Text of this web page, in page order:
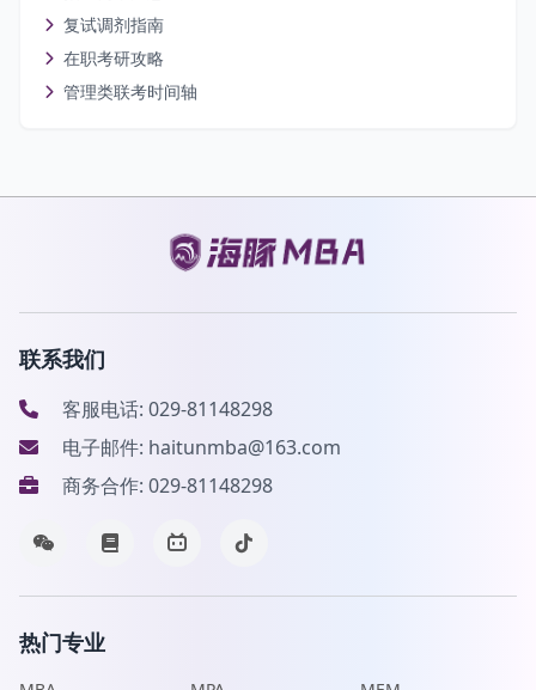
复试调剂指南
在职考研攻略
管理类联考时间轴
联系我们
客服电话: 029-81148298
电子邮件: haitunmba@163.com
商务合作: 029-81148298
热门专业